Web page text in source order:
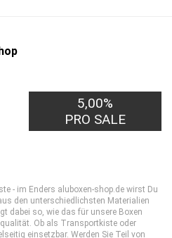
5,00%
PRO SALE
- im Enders aluboxen-shop.de wirst Du
den unterschiedlichsten Materialien
dabei so, wie das für unsere Boxen
Ob als Transportkiste oder
einsetzbar. Werden Sie Teil von